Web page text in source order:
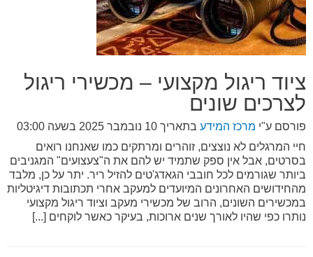
ציוד ריגול מקצועי – מכשירי ריגול
לצרכים שונים
פורסם ע"י מרכז המידע בתאריך 10 נובמבר 2025 בשעה 03:00
חיי המרגלים לא נוצצים, זוהרים ומרתקים כמו שאנחנו רואים
בסרטים, אבל אין ספק שתמיד יש להם את ה"צעצועים" המגניבים
ביותר שגורמים לכל חובבי הגאדג'טים להזיל ריר. יתר על כן, מלבד
מהחידושים האחרונים המיועדים למעקב אחרי תכתובות דיגיטליות
במכשירים השונים, הרוב של מכשירי מעקב וציוד ריגול מקצועי
נותרו כפי שהיו לאורך שנים ארוכות, בעיקר כאשר לוקחים [...]